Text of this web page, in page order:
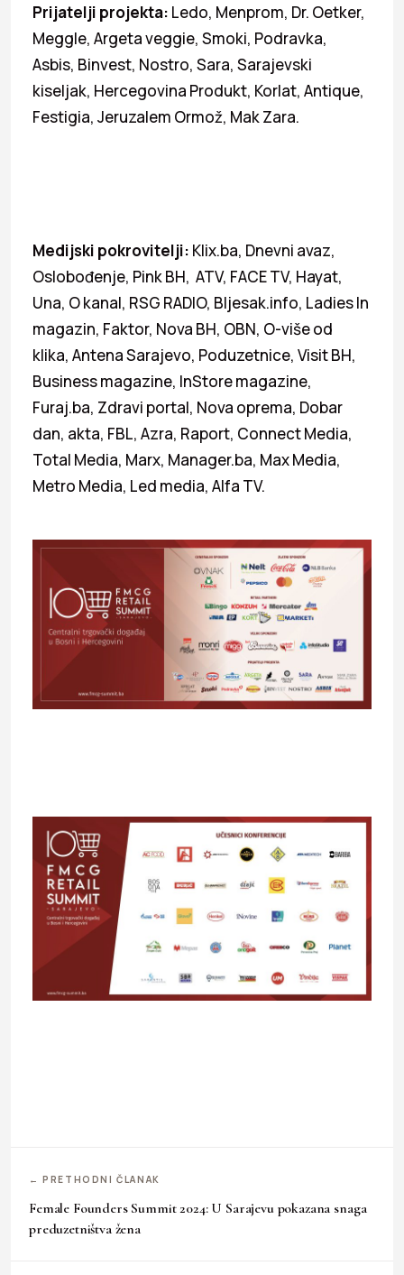
Prijatelji projekta: Ledo, Menprom, Dr. Oetker,
Meggle, Argeta veggie, Smoki, Podravka,
Asbis, Binvest, Nostro, Sara, Sarajevski
kiseljak, Hercegovina Produkt, Korlat, Antique,
Festigia, Jeruzalem Ormož, Mak Zara.
Medijski pokrovitelji: Klix.ba, Dnevni avaz,
Oslobođenje, Pink BH, ATV, FACE TV, Hayat,
Una, O kanal, RSG RADIO, Bljesak.info, Ladies In
magazin, Faktor, Nova BH, OBN, O-više od
klika, Antena Sarajevo, Poduzetnice, Visit BH,
Business magazine, InStore magazine,
Furaj.ba, Zdravi portal, Nova oprema, Dobar
dan, akta, FBL, Azra, Raport, Connect Media,
Total Media, Marx, Manager.ba, Max Media,
Metro Media, Led media, Alfa TV.
← PRETHODNI ČLANAK
Female Founders Summit 2024: U Sarajevu pokazana snaga
preduzetništva žena